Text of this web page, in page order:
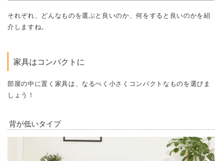
それぞれ、どんなものを選ぶと良いのか、何をすると良いのかを紹
介しますね。
家具はコンパクトに
部屋の中に置く家具は、なるべく小さくコンパクトなものを選びま
しょう！
背が低いタイプ